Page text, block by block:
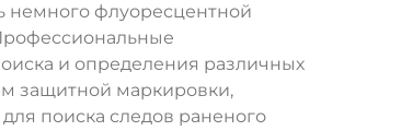
немного флуоресцентной
и определения различных
защитной маркировки,
поиска следов раненого